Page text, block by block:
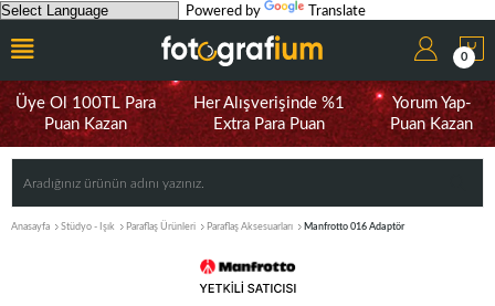
Powered by Translate
0
Üye Ol 100TL Para
Puan Kazan
Her Alışverişinde %1
Extra Para Puan
Yorum Yap-
Puan Kazan
Anasayfa Stüdyo - Işık Paraflaş Ürünleri Paraflaş Aksesuarları Manfrotto 016 Adaptör